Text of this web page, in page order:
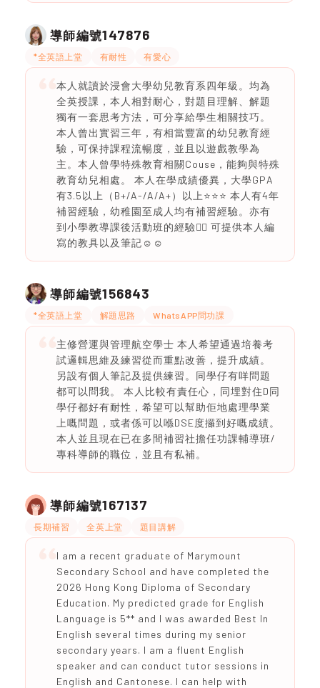
導師編號147876
*全英語上堂 有耐性 有愛心
本人就讀於浸會大學幼兒教育系四年級。均為
全英授課，本人相對耐心，對題目理解、解題
獨有一套思考方法，可分享給學生相關技巧。
本人曾出實習三年，有相當豐富的幼兒教育經
驗，可保持課程流暢度，並且以遊戲教學為
主。本人曾學特殊教育相關Couse，能夠與特殊
教育幼兒相處。 本人在學成績優異，大學GPA
有3.5以上（B+/A-/A/A+）以上⭐️⭐️⭐️ 本人有4年
補習經驗，幼稚園至成人均有補習經驗。亦有
到小學教導課後活動班的經驗👍🏻 可提供本人編
寫的教具以及筆記☺️☺️
導師編號156843
*全英語上堂 解題思路 WhatsAPP問功課
主修營運與管理航空學士 本人希望通過培養考
試邏輯思維及練習從而重點改善，提升成績。
另設有個人筆記及提供練習。同學仔有咩問題
都可以問我。 本人比較有責任心，同埋對住D同
學仔都好有耐性，希望可以幫助佢地處理學業
上嘅問題，或者係可以喺DSE度攞到好嘅成績。
本人並且現在已在多間補習社擔任功課輔導班/
專科導師的職位，並且有私補。
導師編號167137
長期補習 全英上堂 題目講解
I am a recent graduate of Marymount
Secondary School and have completed the
2026 Hong Kong Diploma of Secondary
Education. My predicted grade for English
Language is 5** and I was awarded Best In
English several times during my senior
secondary years. I am a fluent English
speaker and can conduct tutor sessions in
English and Cantonese. I can help with